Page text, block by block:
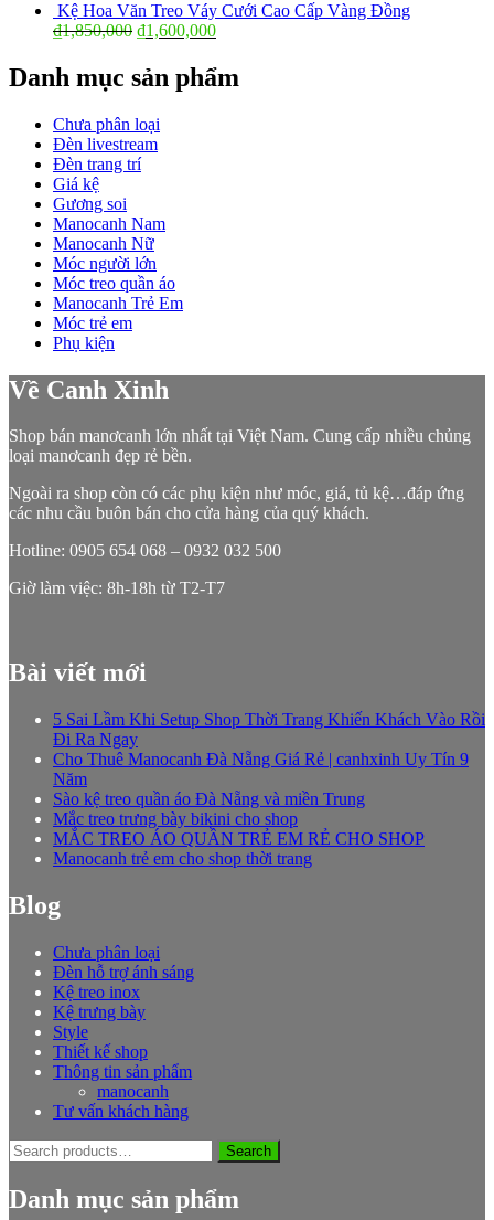
Kệ Hoa Văn Treo Váy Cưới Cao Cấp Vàng Đồng
₫1,850,000 ₫1,600,000
Danh mục sản phẩm
Chưa phân loại
Đèn livestream
Đèn trang trí
Giá kệ
Gương soi
Manocanh Nam
Manocanh Nữ
Móc người lớn
Móc treo quần áo
Manocanh Trẻ Em
Móc trẻ em
Phụ kiện
Về Canh Xinh
Shop bán manơcanh lớn nhất tại Việt Nam. Cung cấp nhiều chủng
loại manơcanh đẹp rẻ bền.
Ngoài ra shop còn có các phụ kiện như móc, giá, tủ kệ…đáp ứng
các nhu cầu buôn bán cho cửa hàng của quý khách.
Hotline: 0905 654 068 – 0932 032 500
Giờ làm việc: 8h-18h từ T2-T7
Bài viết mới
5 Sai Lầm Khi Setup Shop Thời Trang Khiến Khách Vào Rồi
Đi Ra Ngay
Cho Thuê Manocanh Đà Nẵng Giá Rẻ | canhxinh Uy Tín 9
Năm
Sào kệ treo quần áo Đà Nẵng và miền Trung
Mắc treo trưng bày bikini cho shop
MẮC TREO ÁO QUẦN TRẺ EM RẺ CHO SHOP
Manocanh trẻ em cho shop thời trang
Blog
Chưa phân loại
Đèn hỗ trợ ánh sáng
Kệ treo inox
Kệ trưng bày
Style
Thiết kế shop
Thông tin sản phẩm
manocanh
Tư vấn khách hàng
Search
for:
Search
Danh mục sản phẩm